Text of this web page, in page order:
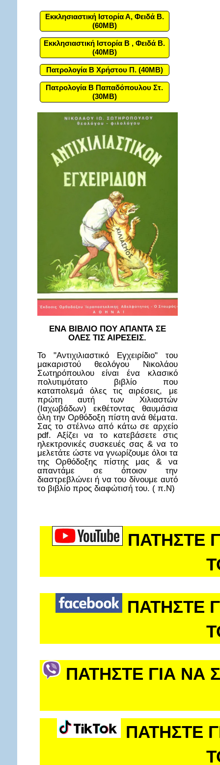
Εκκλησιαστική Ιστορία Α, Φειδά Β.
(60MB)
Εκκλησιαστική Ιστορία Β , Φειδά Β.
(40MB)
Πατρολογία Β Χρήστου Π. (40MB)
Πατρολογία Β Παπαδόπουλου Στ.
(30MB)
ΕΝΑ ΒΙΒΛΙΟ ΠΟΥ ΑΠΑΝΤΑ ΣΕ
ΟΛΕΣ ΤΙΣ ΑΙΡΕΣΕΙΣ.
Το "Αντιχιλιαστικό Εγχειρίδιο" του
μακαριστού θεολόγου Νικολάου
Σωτηρόπουλου είναι ένα κλασικό
πολυτιμότατο βιβλίο που
καταπολεμά όλες τις αιρέσεις, με
πρώτη αυτή των Χιλιαστών
(Ιαχωβάδων) εκθέτοντας θαυμάσια
όλη την Ορθόδοξη πίστη ανά θέματα.
Σας το στέλνω από κάτω σε αρχείο
pdf. Αξίζει να το κατεβάσετε στις
ηλεκτρονικές συσκευές σας & να το
μελετάτε ώστε να γνωρίζουμε όλοι τα
της Ορθόδοξης πίστης μας & να
απαντάμε σε όποιον την
διαστρεβλώνει ή να του δίνουμε αυτό
το βιβλίο προς διαφώτισή του. ( π.Ν)
ΠΑΤΗΣΤΕ
ΠΑΤΗΣΤΕ
ΠΑΤΗΣΤΕ ΓΙΑ ΝΑ
ΠΑΤΗΣΤΕ